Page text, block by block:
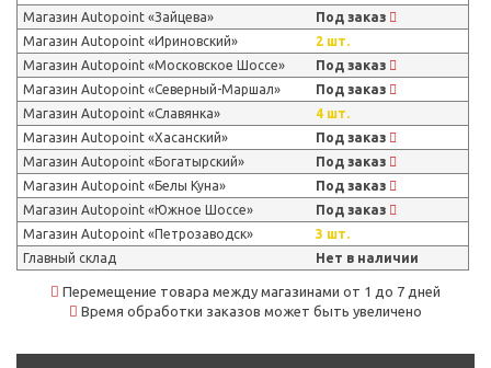
Магазин Autopoint «Зайцева»
Под заказ
Магазин Autopoint «Ириновский»
2 шт.
Магазин Autopoint «Московское Шоссе»
Под заказ
Магазин Autopoint «Северный-Маршал»
Под заказ
Магазин Autopoint «Славянка»
4 шт.
Магазин Autopoint «Хасанский»
Под заказ
Магазин Autopoint «Богатырский»
Под заказ
Магазин Autopoint «Белы Куна»
Под заказ
Магазин Autopoint «Южное Шоссе»
Под заказ
Магазин Autopoint «Петрозаводск»
3 шт.
Главный склад
Нет в наличии
Перемещение товара между магазинами от 1 до 7 дней
Время обработки заказов может быть увеличено